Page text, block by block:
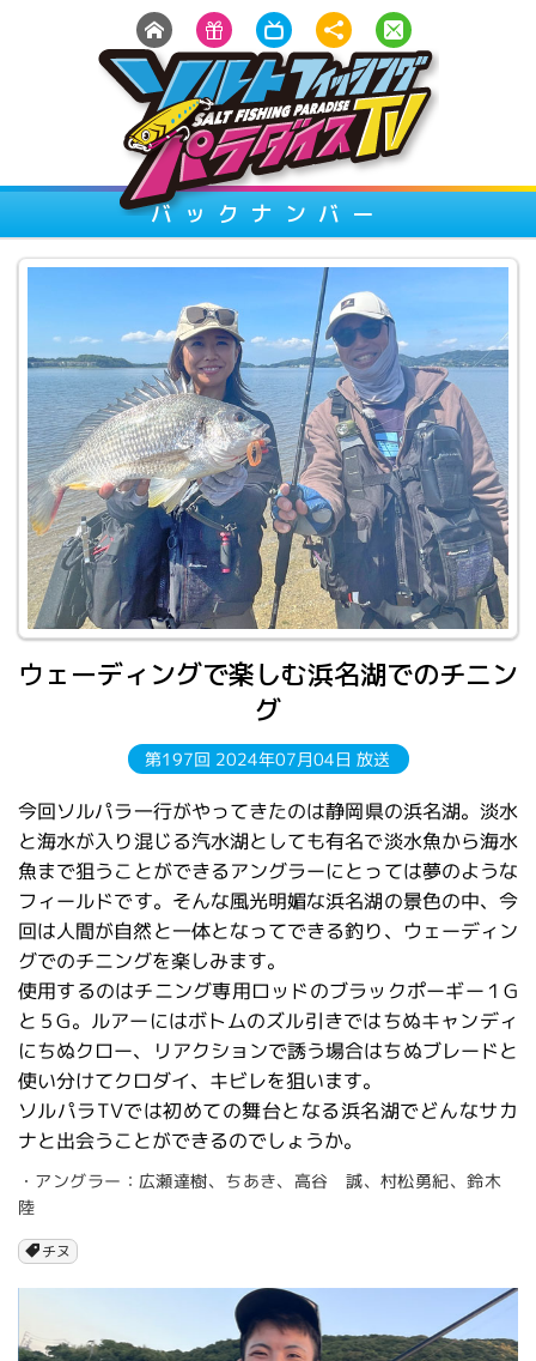
バックナンバー
ウェーディングで楽しむ浜名湖でのチニン
グ
第197回 2024年07月04日 放送
今回ソルパラ一行がやってきたのは静岡県の浜名湖。淡水
と海水が入り混じる汽水湖としても有名で淡水魚から海水
魚まで狙うことができるアングラーにとっては夢のような
フィールドです。そんな風光明媚な浜名湖の景色の中、今
回は人間が自然と一体となってできる釣り、ウェーディン
グでのチニングを楽しみます。
使用するのはチニング専用ロッドのブラックポーギー１G
と５G。ルアーにはボトムのズル引きではちぬキャンディ
にちぬクロー、リアクションで誘う場合はちぬブレードと
使い分けてクロダイ、キビレを狙います。
ソルパラTVでは初めての舞台となる浜名湖でどんなサカ
ナと出会うことができるのでしょうか。
・アングラー：広瀬達樹、ちあき、高谷 誠、村松勇紀、鈴木
陸
チヌ